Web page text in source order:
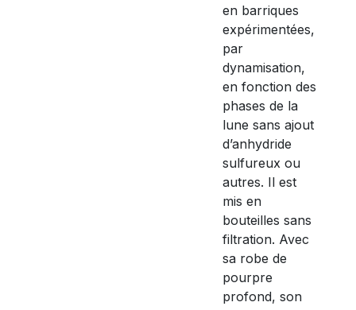
en barriques
expérimentées,
par
dynamisation,
en fonction des
phases de la
lune sans ajout
d’anhydride
sulfureux ou
autres. Il est
mis en
bouteilles sans
filtration. Avec
sa robe de
pourpre
profond, son